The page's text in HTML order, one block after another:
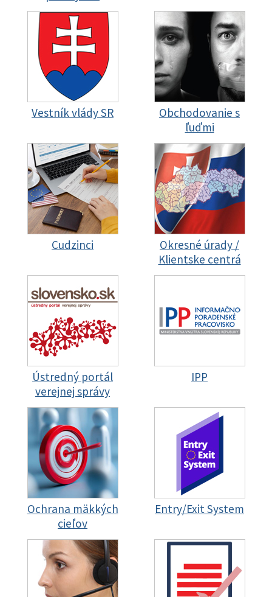
Vestník vlády SR
Obchodovanie s
ľuďmi
Cudzinci
Okresné úrady /
Klientske centrá
Ústredný portál
verejnej správy
IPP
Ochrana mäkkých
cieľov
Entry/Exit System